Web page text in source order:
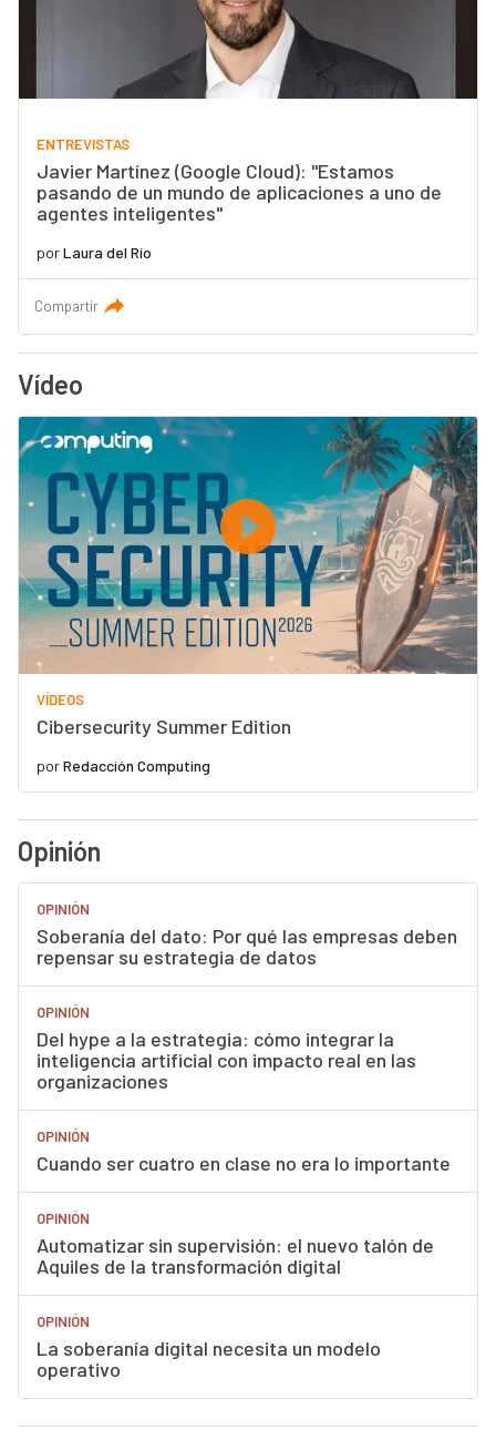
ENTREVISTAS
Javier Martínez (Google Cloud): "Estamos
pasando de un mundo de aplicaciones a uno de
agentes inteligentes"
porLaura del Río
Compartir
Vídeo
VÍDEOS
Cibersecurity Summer Edition
porRedacción Computing
Opinión
OPINIÓN
Soberanía del dato: Por qué las empresas deben
repensar su estrategia de datos
OPINIÓN
Del hype a la estrategia: cómo integrar la
inteligencia artificial con impacto real en las
organizaciones
OPINIÓN
Cuando ser cuatro en clase no era lo importante
OPINIÓN
Automatizar sin supervisión: el nuevo talón de
Aquiles de la transformación digital
OPINIÓN
La soberanía digital necesita un modelo
operativo